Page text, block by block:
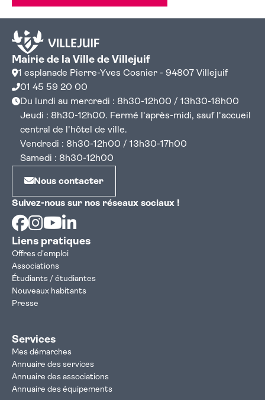
Mairie de la Ville de Villejuif
1 esplanade Pierre-Yves Cosnier - 94807 Villejuif
01 45 59 20 00
Du lundi au mercredi : 8h30-12h00 / 13h30-18h00
Jeudi : 8h30-12h00. Fermé l'après-midi, sauf l'accueil
central de l'hôtel de ville.
Vendredi : 8h30-12h00 / 13h30-17h00
Samedi : 8h30-12h00
Nous contacter
Suivez-nous sur nos réseaux sociaux !
Facebook
Instagram
Youtube
Liens pratiques
Offres d'emploi
Associations
Étudiants / étudiantes
Nouveaux habitants
Presse
Services
Mes démarches
Annuaire des services
Annuaire des associations
Annuaire des équipements